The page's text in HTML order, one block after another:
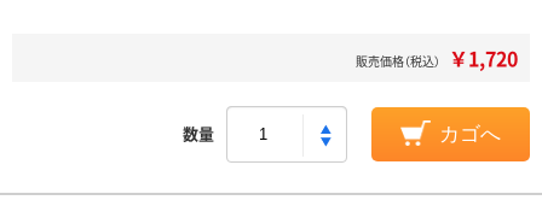
販売価格（税込） ￥1,720
数量 カゴへ